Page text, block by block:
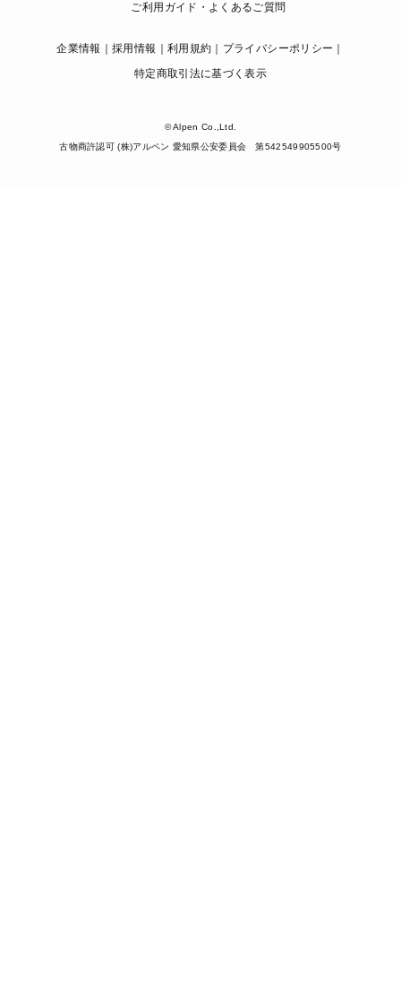
ご利用ガイド・よくあるご質問
企業情報 採用情報 利用規約
プライバシーポリシー
特定商取引法に基づく表示
© Alpen Co.,Ltd.
古物商許認可 (株)アルペン 愛知県公安委員会 第542549905500号